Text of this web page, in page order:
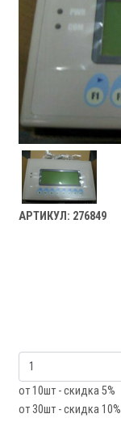
АРТИКУЛ: 276849
от 10шт - скидка 5%
от 30шт - скидка 10%